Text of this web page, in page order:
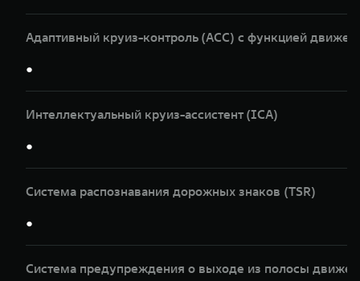
Адаптивный круиз-контроль (ACC) с функцией
●
Интеллектуальный круиз-ассистент (ICA)
●
Система распознавания дорожных знаков (TSR)
●
Система предупреждения о выходе из полосы